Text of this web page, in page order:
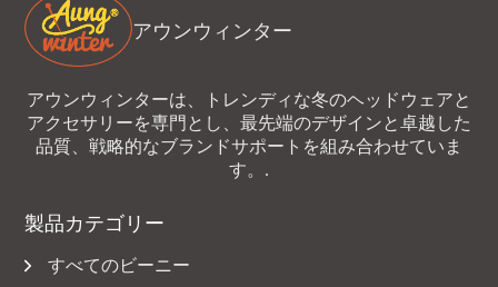
アウンウィンター
アウンウィンターは、トレンディな冬のヘッドウェアと
アクセサリーを専門とし、最先端のデザインと卓越した
品質、戦略的なブランドサポートを組み合わせていま
す。.
製品カテゴリー
すべてのビーニー